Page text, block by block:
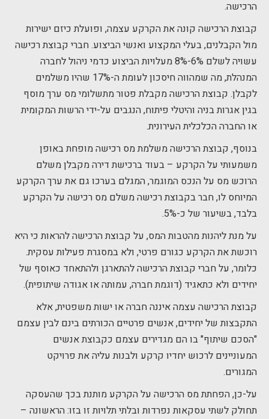
הרכישה.
קבוצת הרכישה קונה את הקרקע עצמה, ופועלת כיזם ישירות
מול הקבלנים, בעלי המקצוע ואנשי הביצוע. חברי קבוצת רכישה
עשויה לשלם 6%-8% מעלויות הביצוע כדמי ניהול לחברה
המנהלת, מה שמהווה חיסכון לעומת ה-17% שהיו משלמים
לקבלן. קבוצת הרכישה מקבלת פטור מתשלומי מס ערך מוסף
בגין אגרות בניה והיטלי פיתוח, הנגבים על-ידי הרשות המקומית
או החברה הכלכלית העירונית.
בנוסף, קבוצת הרכישה משלמת מס רכישה מופחת באופן
משמעותי על הקרקע – בעוד ברכישת דירה מקבלן משלם
הרוכש מס על הנכס המוגמר, המגלם בערכו גם את ערך הקרקע
המיוחס לו, חבר בקבוצת רכישה משלם מס רכישה על הקרקע
בלבד, בשיעור של כ-5%.
על מנת ליהנות מהטבות המס, על קבוצת הרכישה להראות כי היא
רוכשת את הקרקע כגורם פרטי, ולא במסגרת פעילות עסקית.
כלומר, על חברי קבוצת הרכישה להתארגן ולהתאחד כאוסף של
יחידים ולא כתאגיד (דוגמת חברה, עמותה או אגודה שיתופית).
קבוצת הרכישה עצמה איננה חברה או ישות משפטית, אלא
התקבצות של יחידים, אנשים פרטיים הכורתים בינם לבין עצמם
"הסכם שיתוף" בו הם מגדירים עצמם כקבוצת אנשים
המעוניינים לרכוש יחדיו קרקע ולבנות עליה את פרויקט
המגורים.
על-כן, הפחתת מס הרכישה על הקרקע מותנת בכך שהעסקה
תחולק לשתי עסקאות נפרדות ובלתי תלויות זו בזו: הראשונה –